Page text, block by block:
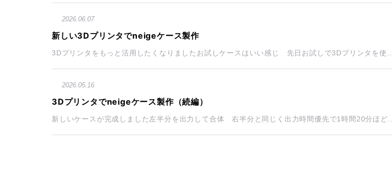
2026.06.07
新しい3Dプリンタでneigeケース製作
3Dプリンタをもっと活用したくなりましたお試しケースはいい感じ 先日お試しで3Dプリンタを使...
2026.05.16
3Dプリンタでneigeケース製作（続編）
新しいケースが完成しました左半分を出力して合体 右半分と同じく出力時間優先で1時間20分ほど...